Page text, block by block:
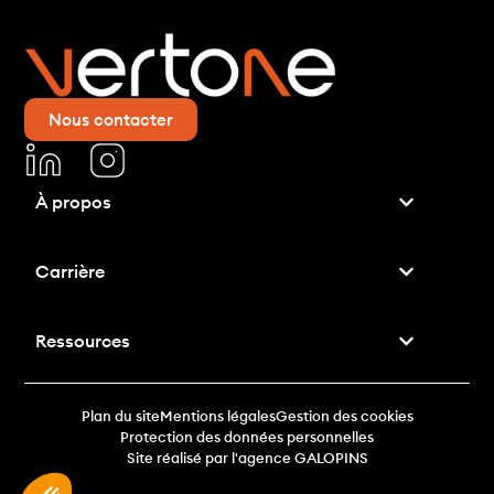
Nous contacter
À propos
Carrière
Ressources
Plan du siteMentions légalesGestion des cookies
Protection des données personnelles
Site réalisé par l'agence GALOPINS